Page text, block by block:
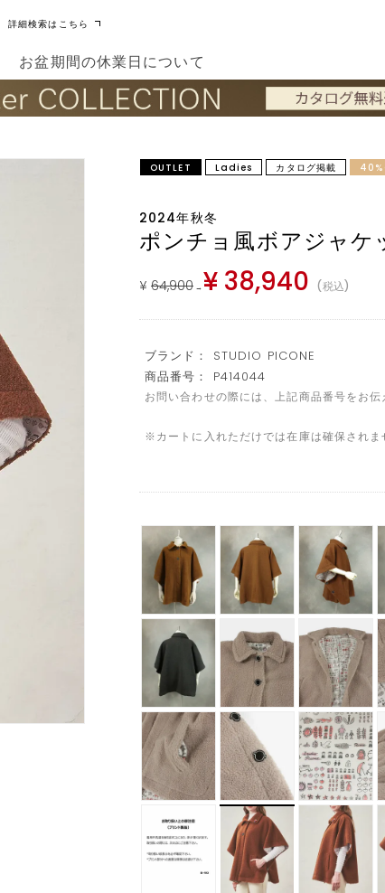
詳細検索はこちら
お盆期間の休業日について
OUTLET Ladies カタログ掲載
2024年秋冬
ポンチョ風ボアジャケ
¥ 64,900 →¥ 38,940 税込
ブランド： STUDIO PICONE
商品番号： P414044
お問い合わせの際には、上記商品番号をお伝
※カートに入れただけでは在庫は確保されま